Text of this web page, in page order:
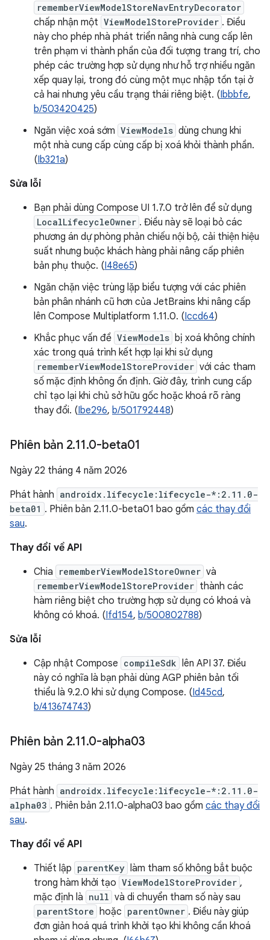
rememberViewModelStoreNavEntryDecorator
chấp nhận một ViewModelStoreProvider . Điều
này cho phép nhà phát triển nâng nhà cung cấp lên
trên phạm vi thành phần của đối tượng trang trí, cho
phép các trường hợp sử dụng như hỗ trợ nhiều ngăn
xếp quay lại, trong đó cùng một mục nhập tồn tại ở
cả hai nhưng yêu cầu trạng thái riêng biệt. (Ibbbfe,
b/503420425)
Ngăn việc xoá sớm ViewModels dùng chung khi
một nhà cung cấp cùng cấp bị xoá khỏi thành phần.
(Ib321a)
Sửa lỗi
Bạn phải dùng Compose UI 1.7.0 trở lên để sử dụng
LocalLifecycleOwner . Điều này sẽ loại bỏ các
phương án dự phòng phản chiếu nội bộ, cải thiện hiệu
suất nhưng buộc khách hàng phải nâng cấp phiên
bản phụ thuộc. (I48e65)
Ngăn chặn việc trùng lặp biểu tượng với các phiên
bản phân nhánh cũ hơn của JetBrains khi nâng cấp
lên Compose Multiplatform 1.11.0. (Iccd64)
Khắc phục vấn đề ViewModels bị xoá không chính
xác trong quá trình kết hợp lại khi sử dụng
rememberViewModelStoreProvider với các tham
số mặc định không ổn định. Giờ đây, trình cung cấp
chỉ tạo lại khi chủ sở hữu gốc hoặc khoá rõ ràng
thay đổi. (Ibe296, b/501792448)
Phiên bản 2.11.0-beta01
Ngày 22 tháng 4 năm 2026
Phát hành androidx.lifecycle:lifecycle-*:2.11.0-
beta01 . Phiên bản 2.11.0-beta01 bao gồm các thay đổi
sau.
Thay đổi về API
Chia
rememberViewModelStoreOwner và
rememberViewModelStoreProvider thành các
hàm riêng biệt cho trường hợp sử dụng có khoá và
không có khoá. (Ifd154, b/500802788)
Sửa lỗi
Cập nhật Compose compileSdk lên API 37. Điều
này có nghĩa là bạn phải dùng AGP phiên bản tối
thiểu là 9.2.0 khi sử dụng Compose. (Id45cd,
b/413674743)
Phiên bản 2.11.0-alpha03
Ngày 25 tháng 3 năm 2026
Phát hành androidx.lifecycle:lifecycle-*:2.11.0-
alpha03 . Phiên bản 2.11.0-alpha03 bao gồm các thay đổi
sau.
Thay đổi về API
Thiết lập parentKey làm tham số không bắt buộc
trong hàm khởi tạo ViewModelStoreProvider ,
mặc định là null và di chuyển tham số này sau
parentStore hoặc parentOwner . Điều này giúp
đơn giản hoá quá trình khởi tạo khi không cần khoá